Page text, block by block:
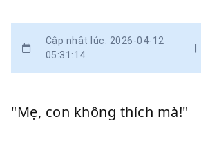
Cập nhật lúc: 2026-04-12
05:31:14
|
"Mẹ, con không thích mà!"